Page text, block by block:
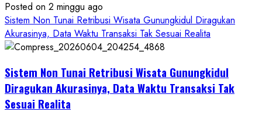
Posted on 2 minggu ago
Sistem Non Tunai Retribusi Wisata Gunungkidul Diragukan
Akurasinya, Data Waktu Transaksi Tak Sesuai Realita
Sistem Non Tunai Retribusi Wisata Gunungkidul
Diragukan Akurasinya, Data Waktu Transaksi Tak
Sesuai Realita